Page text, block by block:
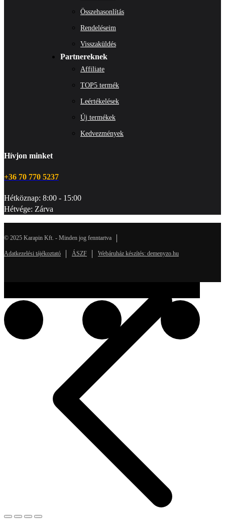
Összehasonlítás
Rendeléseim
Visszaküldés
Partnereknek
Affiliate
TOP5 termék
Leértékelések
Új termékek
Kedvezmények
Hívjon minket
+36 70 770 5237
Hétköznap: 8:00 - 15:00
Hétvége: Zárva
© 2025 Karapin Kft. - Minden jog fenntartva
Adatkezelési tájékoztató ÁSZF Webáruház készítés: demenyzo.hu